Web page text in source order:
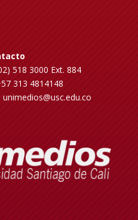
518 3000 Ext. 884
313 4814148
unimedios@usc.edu.co